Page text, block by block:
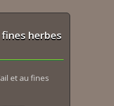
herbes
et au fines